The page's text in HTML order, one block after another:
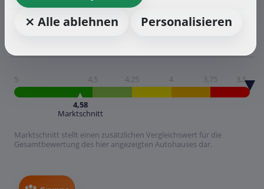
5 4,5 4,25 4 3,75 3,5
4,58
Marktschnitt
Marktschnitt stellt einen zusätzlichen Vergleichswert für die
Gesamtbewertung des hier angezeigten Autohauses dar.
⨯ Alle ablehnen
Personalisieren